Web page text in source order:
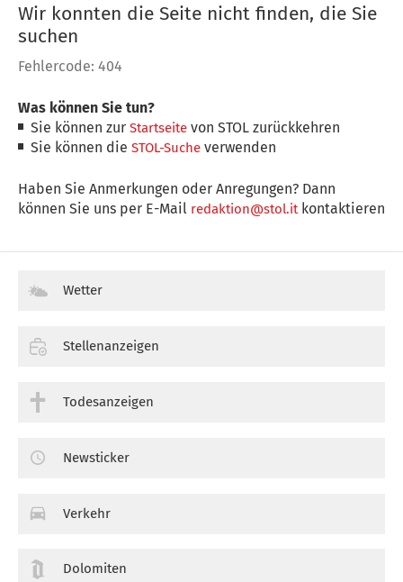
Wir konnten die Seite nicht finden, die Sie
suchen
Fehlercode: 404
Was können Sie tun?
Sie können zurStartseite von STOL zurückkehren
Sie können dieSTOL-Suche verwenden
Haben Sie Anmerkungen oder Anregungen? Dann
können Sie uns per E-Mail redaktion@stol.itkontaktieren
Wetter
Stellenanzeigen
Todesanzeigen
Newsticker
Verkehr
Dolomiten